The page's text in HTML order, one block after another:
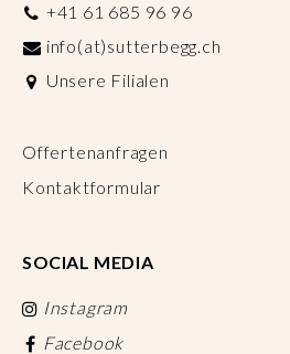
+41 61 685 96 96
info(at)sutterbegg.ch
Unsere Filialen
Offertenanfragen
Kontaktformular
SOCIAL MEDIA
Instagram
Facebook